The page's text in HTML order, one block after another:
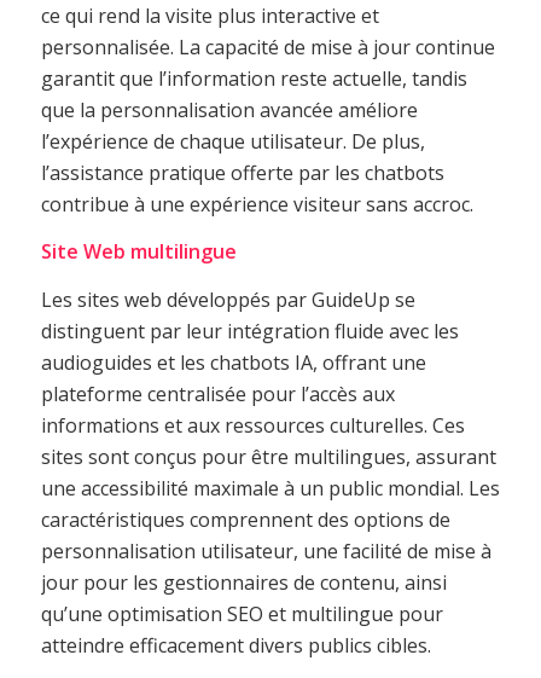
ce qui rend la visite plus interactive et
personnalisée. La capacité de mise à jour continue
garantit que l’information reste actuelle, tandis
que la personnalisation avancée améliore
l’expérience de chaque utilisateur. De plus,
l’assistance pratique offerte par les chatbots
contribue à une expérience visiteur sans accroc.
Site Web multilingue
Les sites web développés par GuideUp se
distinguent par leur intégration fluide avec les
audioguides et les chatbots IA, offrant une
plateforme centralisée pour l’accès aux
informations et aux ressources culturelles. Ces
sites sont conçus pour être multilingues, assurant
une accessibilité maximale à un public mondial. Les
caractéristiques comprennent des options de
personnalisation utilisateur, une facilité de mise à
jour pour les gestionnaires de contenu, ainsi
qu’une optimisation SEO et multilingue pour
atteindre efficacement divers publics cibles.